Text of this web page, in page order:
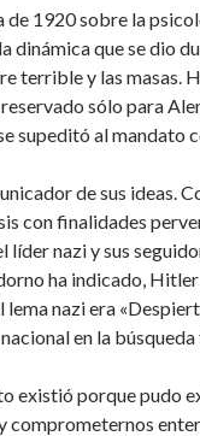
1920 sobre la
que se dio
terrible y las masas.
sólo para
supeditó al mandato
de sus ideas.
con finalidades
nazi y sus
ha indicado, Hitler
nazi era
en la
porque pudo
comprometernos